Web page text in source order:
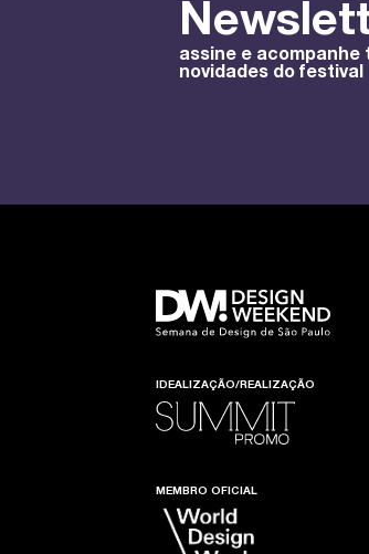
assine e acompanhe
novidades do festival
IDEALIZAÇÃO/REALIZAÇÃO
MEMBRO OFICIAL